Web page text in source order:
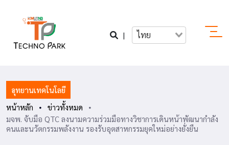
| ไทย
อุทยานเทคโนโลยี
หน้าหลัก
ข่าวทั้งหมด
มจพ. จับมือ QTC ลงนามความร่วมมือทางวิชาการเดินหน้าพัฒนากำลัง
คนและนวัตกรรมพลังงาน รองรับอุตสาหกรรมยุคใหม่อย่างยั่งยืน